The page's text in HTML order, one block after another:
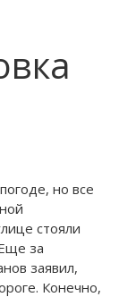
но все
стояли
за
заявил,
Конечно,